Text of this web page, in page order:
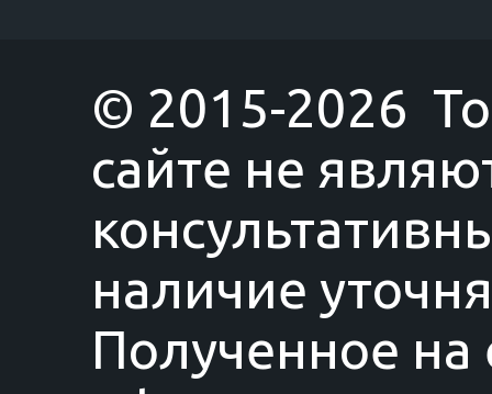
© 2015-2026
сайте не
наличие
Полученное на